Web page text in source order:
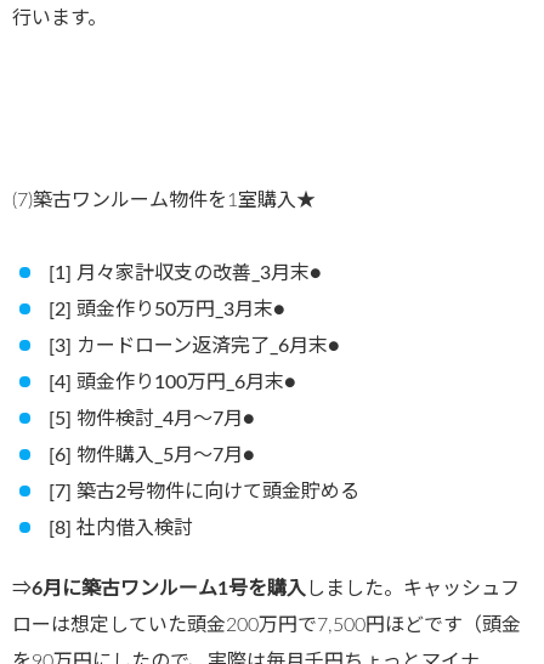
行います。
(7)築古ワンルーム物件を1室購入★
[1] 月々家計収支の改善_3月末●
[2] 頭金作り50万円_3月末●
[3] カードローン返済完了_6月末●
[4] 頭金作り100万円_6月末●
[5] 物件検討_4月〜7月●
[6] 物件購入_5月〜7月●
[7] 築古2号物件に向けて頭金貯める
[8] 社内借入検討
⇒6月に築古ワンルーム1号を購入しました。キャッシュフ
ローは想定していた頭金200万円で7,500円ほどです（頭金